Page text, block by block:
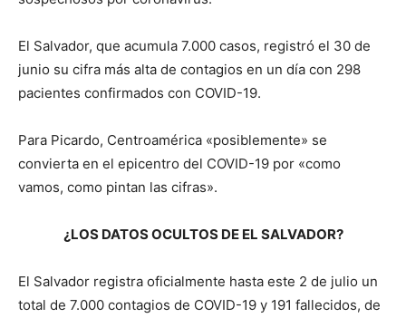
El Salvador, que acumula 7.000 casos, registró el 30 de
junio su cifra más alta de contagios en un día con 298
pacientes confirmados con COVID-19.
Para Picardo, Centroamérica «posiblemente» se
convierta en el epicentro del COVID-19 por «como
vamos, como pintan las cifras».
¿LOS DATOS OCULTOS DE EL SALVADOR?
El Salvador registra oficialmente hasta este 2 de julio un
total de 7.000 contagios de COVID-19 y 191 fallecidos, de